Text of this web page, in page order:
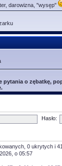
darowizna, "wysęp"
o zębatkę,
Hasło:
0 ukrytych i
o 05:57